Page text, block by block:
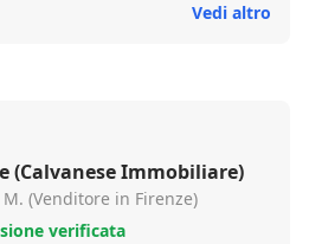
ma Valentina le supera tutte in
Vedi altro
Valentina Calvanese (Calvanese Immobiliare)
(Venditore in Firenze)
verificata